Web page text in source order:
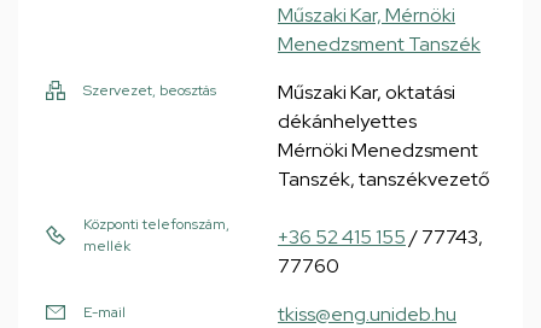
Műszaki Kar, Mérnöki
Menedzsment Tanszék
Szervezet, beosztás
Műszaki Kar, oktatási
dékánhelyettes
Mérnöki Menedzsment
Tanszék, tanszékvezető
Központi telefonszám,
mellék
+36 52 415 155/ 77743,
77760
E-mail tkiss@eng.unideb.hu